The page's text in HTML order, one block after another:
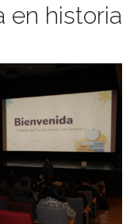
en historia